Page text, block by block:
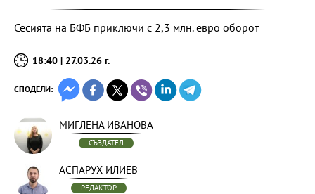
Сесията на БФБ приключи с 2,3 млн. евро оборот
18:40 | 27.03.26 г.
СПОДЕЛИ:
МИГЛЕНА ИВАНОВА
СЪЗДАТЕЛ
АСПАРУХ ИЛИЕВ
РЕДАКТОР